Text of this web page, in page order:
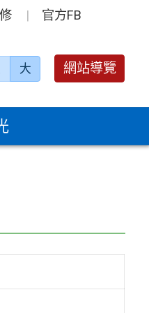
官方FB
大 網站導覽